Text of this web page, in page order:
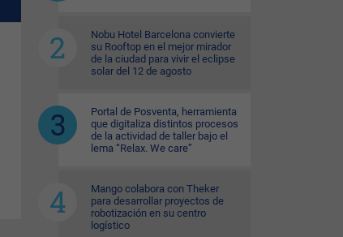
Nobu Hotel Barcelona convierte
su Rooftop en el mejor mirador
de la ciudad para vivir el eclipse
solar del 12 de agosto
Portal de Posventa, herramienta
que digitaliza distintos procesos
de la actividad de taller bajo el
lema “Relax. We care”
Mango colabora con Theker
para desarrollar proyectos de
robotización en su centro
logístico